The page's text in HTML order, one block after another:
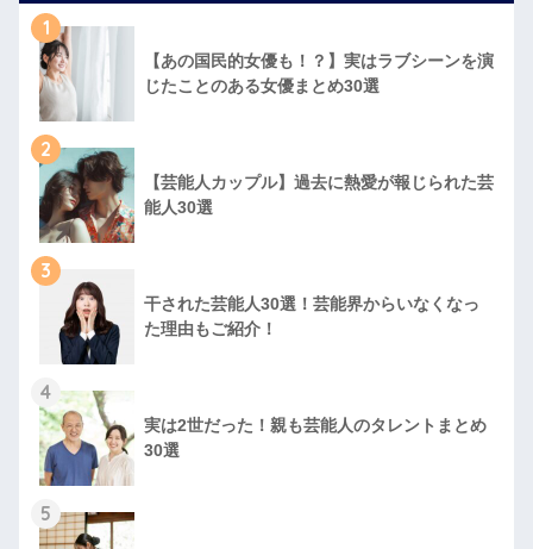
1
【あの国民的女優も！？】実はラブシーンを演
じたことのある女優まとめ30選
2
【芸能人カップル】過去に熱愛が報じられた芸
能人30選
3
干された芸能人30選！芸能界からいなくなっ
た理由もご紹介！
4
実は2世だった！親も芸能人のタレントまとめ
30選
5